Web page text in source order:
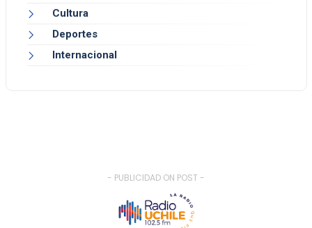
Cultura
Deportes
Internacional
- PUBLICIDAD ON POST -